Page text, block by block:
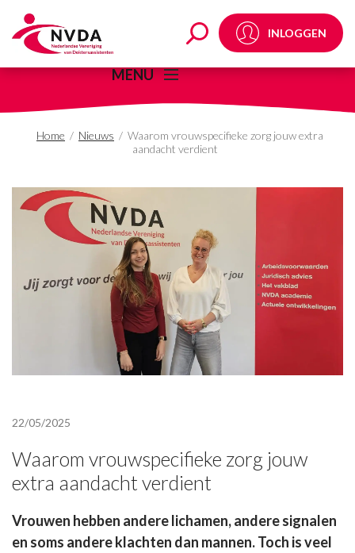
Waarom INLOGGEN
MENU
Home / Nieuws / Waarom vrouwspecifieke zorg jouw extra
aandacht verdient
22/05/2025
Waarom vrouwspecifieke zorg jouw
extra aandacht verdient
Vrouwen hebben andere lichamen, andere signalen
en soms andere klachten dan mannen. Toch is veel